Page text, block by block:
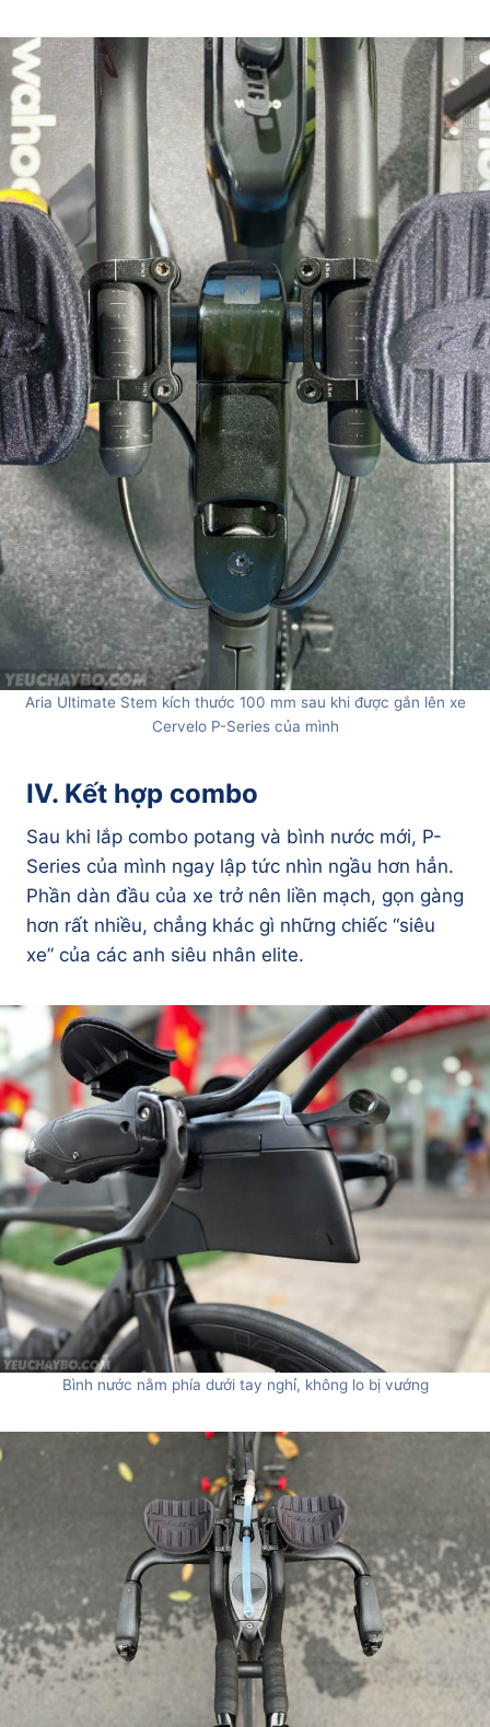
Aria Ultimate Stem kích thước 100 mm sau khi được gắn lên xe
Cervelo P-Series của mình
IV. Kết hợp combo
Sau khi lắp combo potang và bình nước mới, P-
Series của mình ngay lập tức nhìn ngầu hơn hẳn.
Phần dàn đầu của xe trở nên liền mạch, gọn gàng
hơn rất nhiều, chẳng khác gì những chiếc “siêu
xe” của các anh siêu nhân elite.
Bình nước nằm phía dưới tay nghỉ, không lo bị vướng